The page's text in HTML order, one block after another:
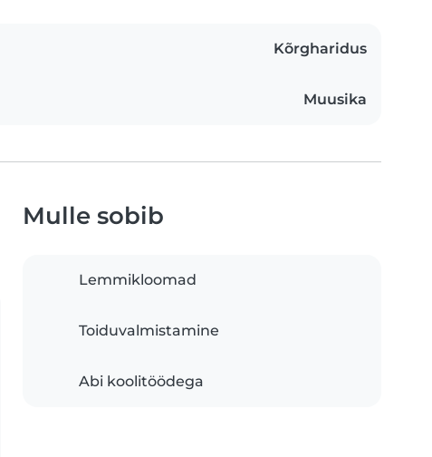
Kõrgharidus
Muusika
Mulle sobib
Lemmikloomad
Toiduvalmistamine
Abi koolitöödega